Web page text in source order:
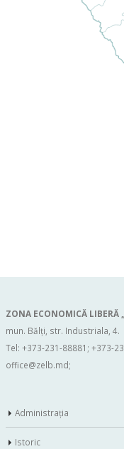
ZONA ECONOMICĂ LIBERĂ
mun. Bălți, str. Industriala, 4.
Tel: +373-231-88881; +373-
office@zelb.md;
Administraţia
Istoric